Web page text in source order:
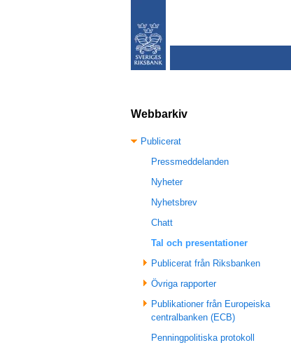
Webbarkiv
Publicerat
Pressmeddelanden
Nyheter
Nyhetsbrev
Chatt
Tal och presentationer
Publicerat från Riksbanken
Övriga rapporter
Publikationer från Europeiska
centralbanken (ECB)
Penningpolitiska protokoll